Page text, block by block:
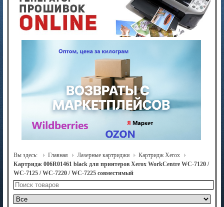
Вы здесь: Главная Лазерные картриджи
Картридж Xerox
Картридж 006R01461 black для принтеров Xerox WorkCentre WC-7120 /
WC-7125 / WC-7220 / WC-7225 совместимый